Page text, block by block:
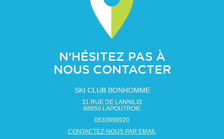
N'HÉSITEZ PAS À
NOUS CONTACTER
SKI CLUB BONHOMME
31 RUE DE LANNILIS
68650 LAPOUTROIE
0633990920
CONTACTEZ-NOUS PAR EMAIL